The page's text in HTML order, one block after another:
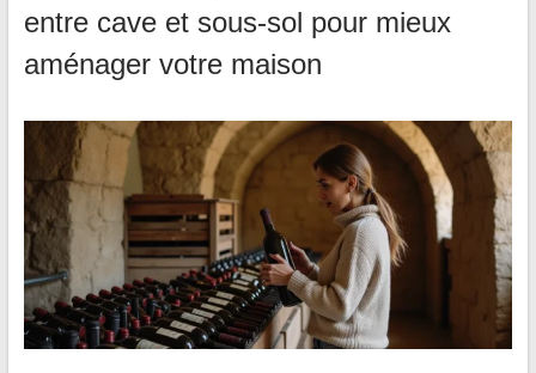
entre cave et sous-sol pour mieux
aménager votre maison